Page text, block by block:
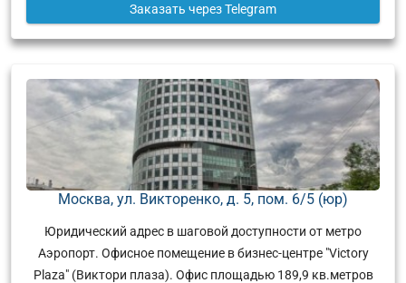
Заказать через Telegram
Москва, ул. Викторенко, д. 5, пом. 6/5 (юр)
Юридический адрес в шаговой доступности от метро
Аэропорт. Офисное помещение в бизнес-центре "Victory
Plaza" (Виктори плаза). Офис площадью 189,9 кв.метров